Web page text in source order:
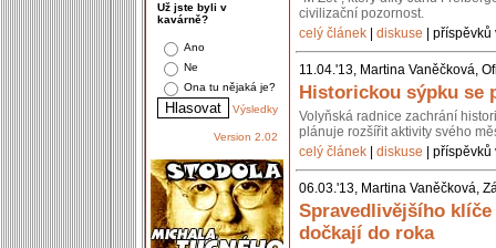
Už jste byli v
kavárně?
Ano
Ne
Ona tu nějaká je?
Výsledky
Version 2.02
civilizační pozornost.
celý článek
diskuse |
11.04.'13, Martina Vaněčková,
Historickou sýpku se
Volyňská radnice zachrání
plánuje rozšířit aktivity svého
celý článek
diskuse |
06.03.'13, Martina Vaněčková,
Spravedlivějšího
dočkají do roka